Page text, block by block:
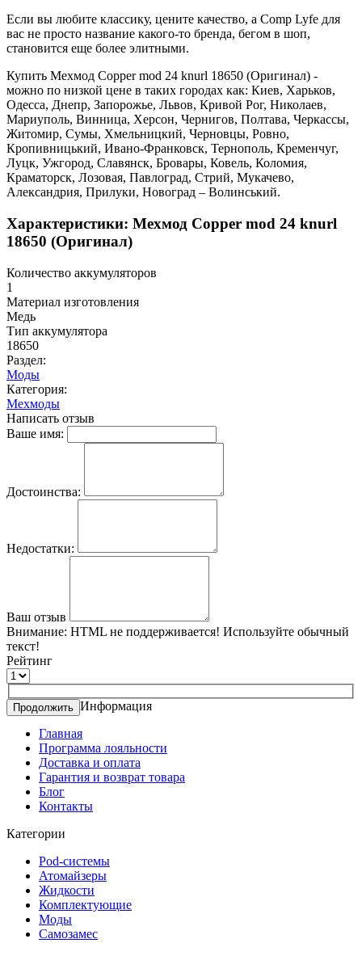
Если вы любите классику, цените качество, а Comp Lyfe для
вас не просто название какого-то бренда, бегом в шоп,
становится еще более элитными.
Купить Мехмод Copper mod 24 knurl 18650 (Оригинал) -
можно по низкой цене в таких городах как: Киев, Харьков,
Одесса, Днепр, Запорожье, Львов, Кривой Рог, Николаев,
Мариуполь, Винница, Херсон, Чернигов, Полтава, Черкассы,
Житомир, Сумы, Хмельницкий, Черновцы, Ровно,
Кропивницький, Ивано-Франковск, Тернополь, Кременчуг,
Луцк, Ужгород, Славянск, Бровары, Ковель, Коломия,
Краматорск, Лозовая, Павлоград, Стрий, Мукачево,
Александрия, Прилуки, Новоград – Волинський.
Характеристики: Мехмод Copper mod 24 knurl
18650 (Оригинал)
Количество аккумуляторов
1
Материал изготовления
Медь
Тип аккумулятора
18650
Раздел:
Моды
Категория:
Мехмоды
Написать отзыв
Ваше имя:
Достоинства:
Недостатки:
Ваш отзыв
Внимание: HTML не поддерживается! Используйте обычный
текст!
Рейтинг
Продолжить Информация
Главная
Программа лояльности
Доставка и оплата
Гарантия и возврат товара
Блог
Контакты
Категории
Pod-системы
Атомайзеры
Жидкости
Комплектующие
Моды
Самозамес